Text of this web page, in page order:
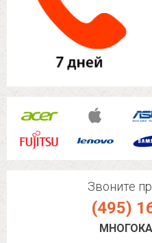
Звоните
(495)